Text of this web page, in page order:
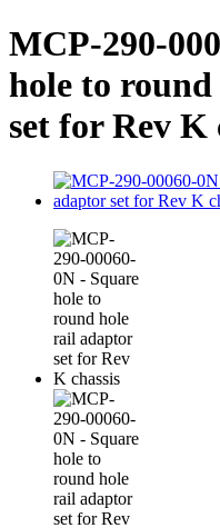
MCP-290-
hole to
set for Rev K